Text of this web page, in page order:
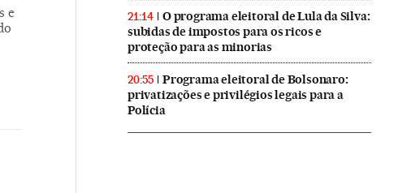
e
21:14
O programa eleitoral de Lula da Silva:
subidas de impostos para os ricos e
proteção para as minorias
20:55
Programa eleitoral de Bolsonaro:
privatizações e privilégios legais para a
Polícia